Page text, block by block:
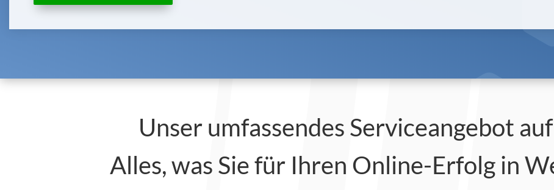
Unser umfassendes Serviceangebot
Alles, was Sie für Ihren Online-Erfolg in